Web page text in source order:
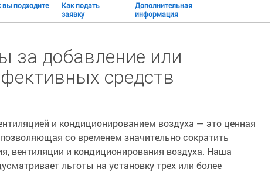
вы подходите
Как подать
заявку
Дополнительная
информация
за добавление или
средств
и кондиционированием воздуха — это ценная
со временем значительно сократить
вентиляции и кондиционирования воздуха. Наша
льготы на установку трех или более